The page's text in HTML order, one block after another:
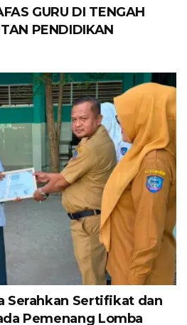
GURU DI TENGAH
PENDIDIKAN
Serahkan Sertifikat dan
Pemenang Lomba